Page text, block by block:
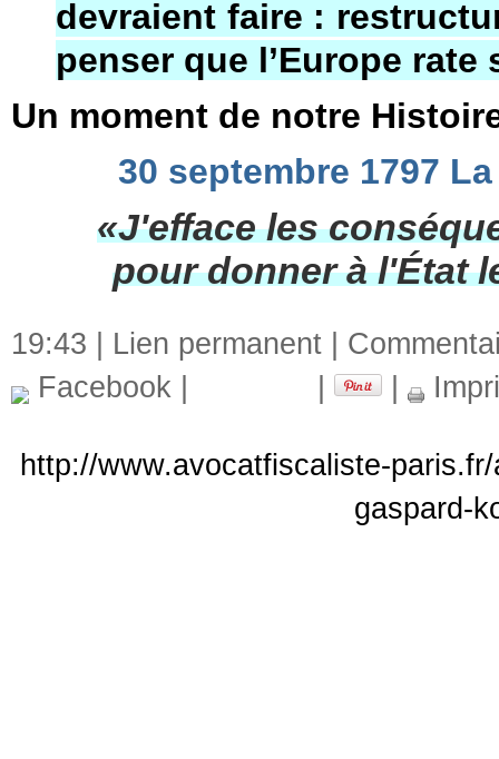
devraient faire :
penser que l’Europe
Un moment de notre
30 septembre 1797
«J'efface les
pour donner à l'État
19:43 | Lien permanent
Facebook
http://www.avocatfiscaliste-
gaspard-